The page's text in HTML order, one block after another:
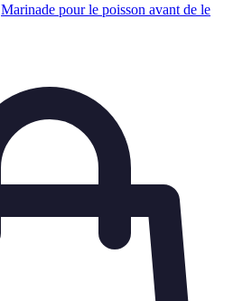
Marinade pour le poisson avant de le